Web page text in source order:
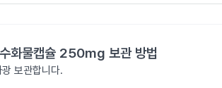
화물캡슐 250mg 보관 방법
보관합니다.